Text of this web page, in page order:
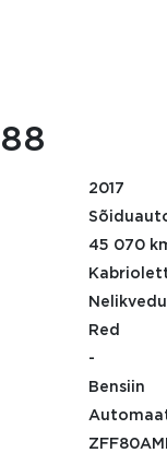
2017
45 070
Nelikvedu
Red
-
Bensiin